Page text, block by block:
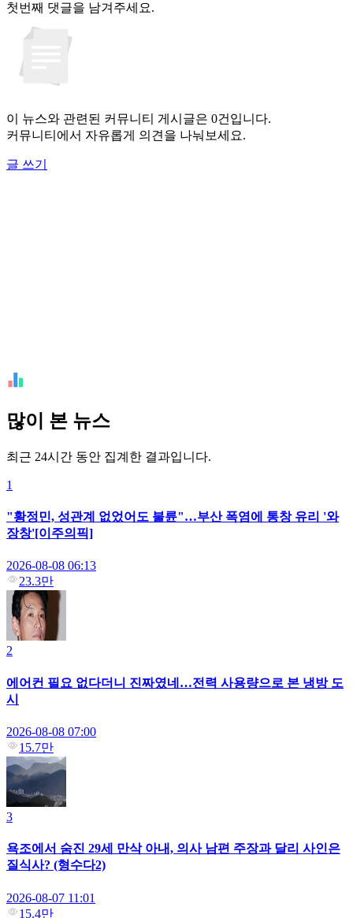
첫번째 댓글을 남겨주세요.
이 뉴스와 관련된 커뮤니티 게시글은 0건입니다.
커뮤니티에서 자유롭게 의견을 나눠보세요.
글 쓰기
많이 본 뉴스
최근 24시간 동안 집계한 결과입니다.
1
"황정민, 성관계 없었어도 불륜"…부산 폭염에 통창 유리 '와
장창'[이주의픽]
2026-08-08 06:13
23.3만
2
에어컨 필요 없다더니 진짜였네…전력 사용량으로 본 냉방 도
시
2026-08-08 07:00
15.7만
3
욕조에서 숨진 29세 만삭 아내, 의사 남편 주장과 달리 사인은
질식사? (형수다2)
2026-08-07 11:01
15.4만